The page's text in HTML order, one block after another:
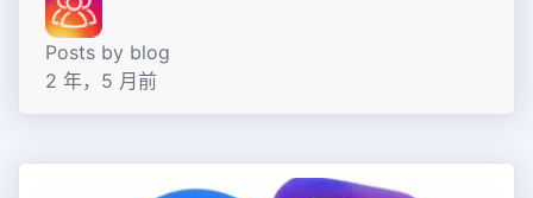
Posts by blog
2 年，5 月前